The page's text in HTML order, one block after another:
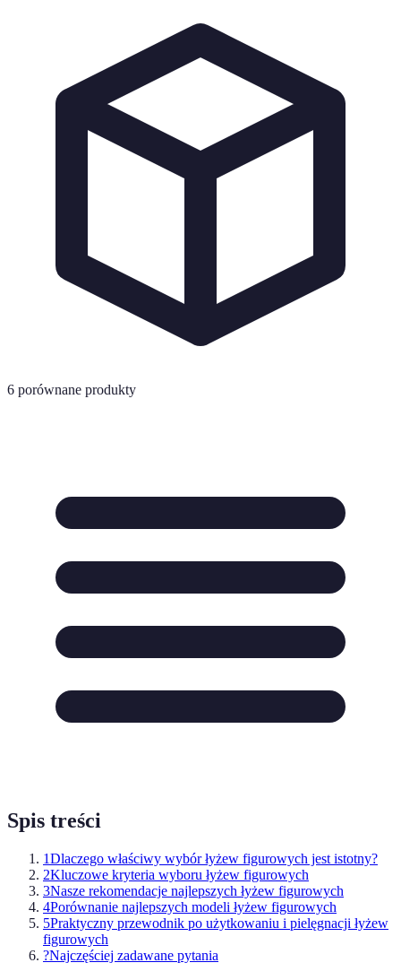
6 porównane produkty
Spis treści
1Dlaczego właściwy wybór łyżew figurowych jest istotny?
2Kluczowe kryteria wyboru łyżew figurowych
3Nasze rekomendacje najlepszych łyżew figurowych
4Porównanie najlepszych modeli łyżew figurowych
5Praktyczny przewodnik po użytkowaniu i pielęgnacji łyżew
figurowych
?Najczęściej zadawane pytania